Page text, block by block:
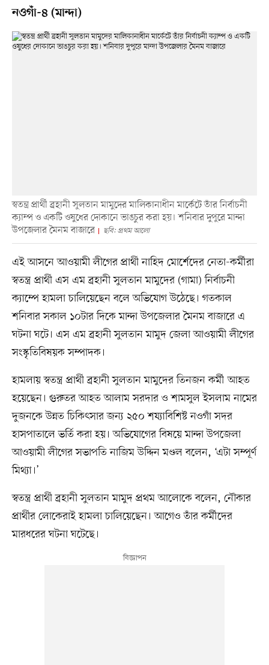
নওগাঁ-৪ (মান্দা)
স্বতন্ত্র প্রার্থী ব্রহানী সুলতান মামুদের মালিকানাধীন মার্কেটে তাঁর নির্বাচনী
ক্যাম্প ও একটি ওষুধের দোকানে ভাঙচুর করা হয়। শনিবার দুপুরে মান্দা
উপজেলার মৈনম বাজারে
ছবি: প্রথম আলো
এই আসনে আওয়ামী লীগের প্রার্থী নাহিদ মোর্শেদের নেতা-কর্মীরা
স্বতন্ত্র প্রার্থী এস এম ব্রহানী সুলতান মামুদের (গামা) নির্বাচনী
ক্যাম্পে হামলা চালিয়েছেন বলে অভিযোগ উঠেছে। গতকাল
শনিবার সকাল ১০টার দিকে মান্দা উপজেলার মৈনম বাজারে এ
ঘটনা ঘটে। এস এম ব্রহানী সুলতান মামুদ জেলা আওয়ামী লীগের
সংস্কৃতিবিষয়ক সম্পাদক।
হামলায় স্বতন্ত্র প্রার্থী ব্রহানী সুলতান মামুদের তিনজন কর্মী আহত
হয়েছেন। গুরুতর আহত আলাম সরদার ও শামসুল ইসলাম নামের
দুজনকে উন্নত চিকিৎসার জন্য ২৫০ শয্যাবিশিষ্ট নওগাঁ সদর
হাসপাতালে ভর্তি করা হয়। অভিযোগের বিষয়ে মান্দা উপজেলা
আওয়ামী লীগের সভাপতি নাজিম উদ্দিন মণ্ডল বলেন, ‘এটা সম্পূর্ণ
মিথ্যা।’
স্বতন্ত্র প্রার্থী ব্রহানী সুলতান মামুদ প্রথম আলোকে বলেন, নৌকার
প্রার্থীর লোকেরাই হামলা চালিয়েছেন। আগেও তাঁর কর্মীদের
মারধরের ঘটনা ঘটেছে।